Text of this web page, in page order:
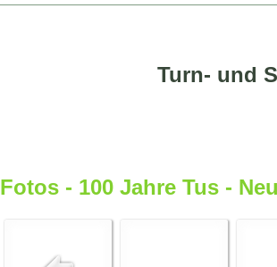
Turn- und
Fotos - 100 Jahre Tus -